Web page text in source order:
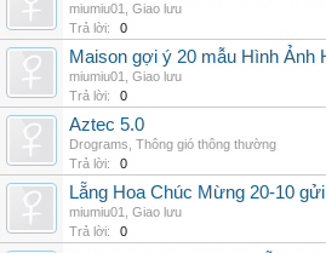
miumiu01
Giao lưu
Trả lời:
0
Maison gợi ý 20 mẫu Hình Ảnh
miumiu01
Giao lưu
Trả lời:
0
Aztec 5.0
Drograms Thông gió thông thường
Trả lời:
0
Lẵng Hoa Chúc Mừng 20-10
miumiu01
Giao lưu
Trả lời:
0